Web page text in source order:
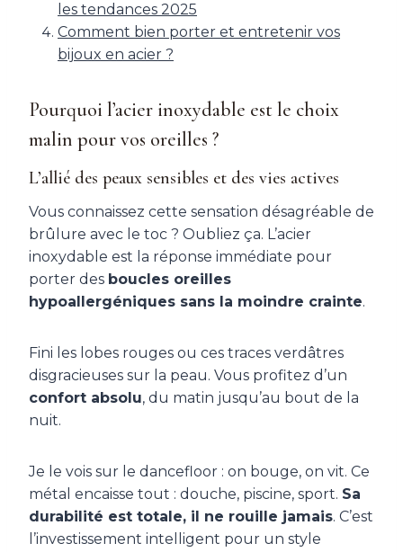
les tendances 2025
Comment bien porter et entretenir vos
bijoux en acier ?
Pourquoi l’acier inoxydable est le choix
malin pour vos oreilles ?
L’allié des peaux sensibles et des vies actives
Vous connaissez cette sensation désagréable de
brûlure avec le toc ? Oubliez ça. L’acier
inoxydable est la réponse immédiate pour
porter des boucles oreilles
hypoallergéniques sans la moindre crainte.
Fini les lobes rouges ou ces traces verdâtres
disgracieuses sur la peau. Vous profitez d’un
confort absolu, du matin jusqu’au bout de la
nuit.
Je le vois sur le dancefloor : on bouge, on vit. Ce
métal encaisse tout : douche, piscine, sport. Sa
durabilité est totale, il ne rouille jamais. C’est
l’investissement intelligent pour un style